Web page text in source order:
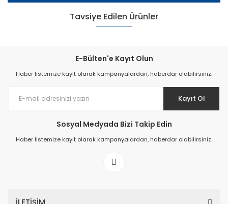
Tavsiye Edilen Ürünler
Patik Okul Ayakkabı - Kahverengi
E-Bülten'e Kayıt Olun
Haber listemize kayıt olarak kampanyalardan, haberdar olabilirsiniz.
Kayıt Ol
Sosyal Medyada Bizi Takip Edin
Haber listemize kayıt olarak kampanyalardan, haberdar olabilirsiniz.